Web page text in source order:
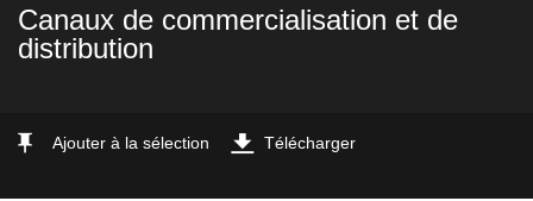
Canaux de commercialisation et de
distribution
Ajouter à la sélection Télécharger